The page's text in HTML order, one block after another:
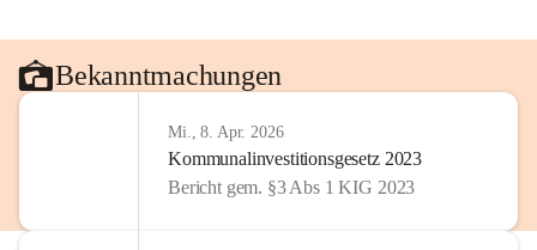
Bekanntmachungen
Mi., 8. Apr. 2026
Kommunalinvestitionsgesetz 2023
Bericht gem. §3 Abs 1 KIG 2023